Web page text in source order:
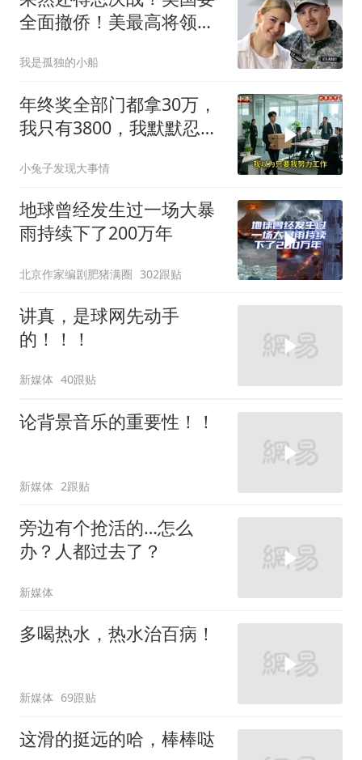
全面撤侨！美最高将领：
我是孤独的小船
年终奖全部门都拿30万，
我只有3800，我默默忍
职
小兔子发现大事情
地球曾经发生过一场大暴
雨持续下了200万年
北京作家编剧肥猪满圈 302跟贴
讲真，是球网先动手
的！！！
新媒体 40跟贴
论背景音乐的重要性！！
新媒体 2跟贴
旁边有个抢活的…怎么
办？人都过去了？
新媒体
多喝热水，热水治百病！
新媒体 69跟贴
这滑的挺远的哈，棒棒哒